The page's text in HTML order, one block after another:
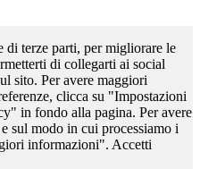
di terze parti, per migliorare le
di collegarti ai social
sito. Per avere maggiori
clicca su "Impostazioni
in fondo alla pagina. Per avere
sul modo in cui processiamo i
informazioni". Accetti